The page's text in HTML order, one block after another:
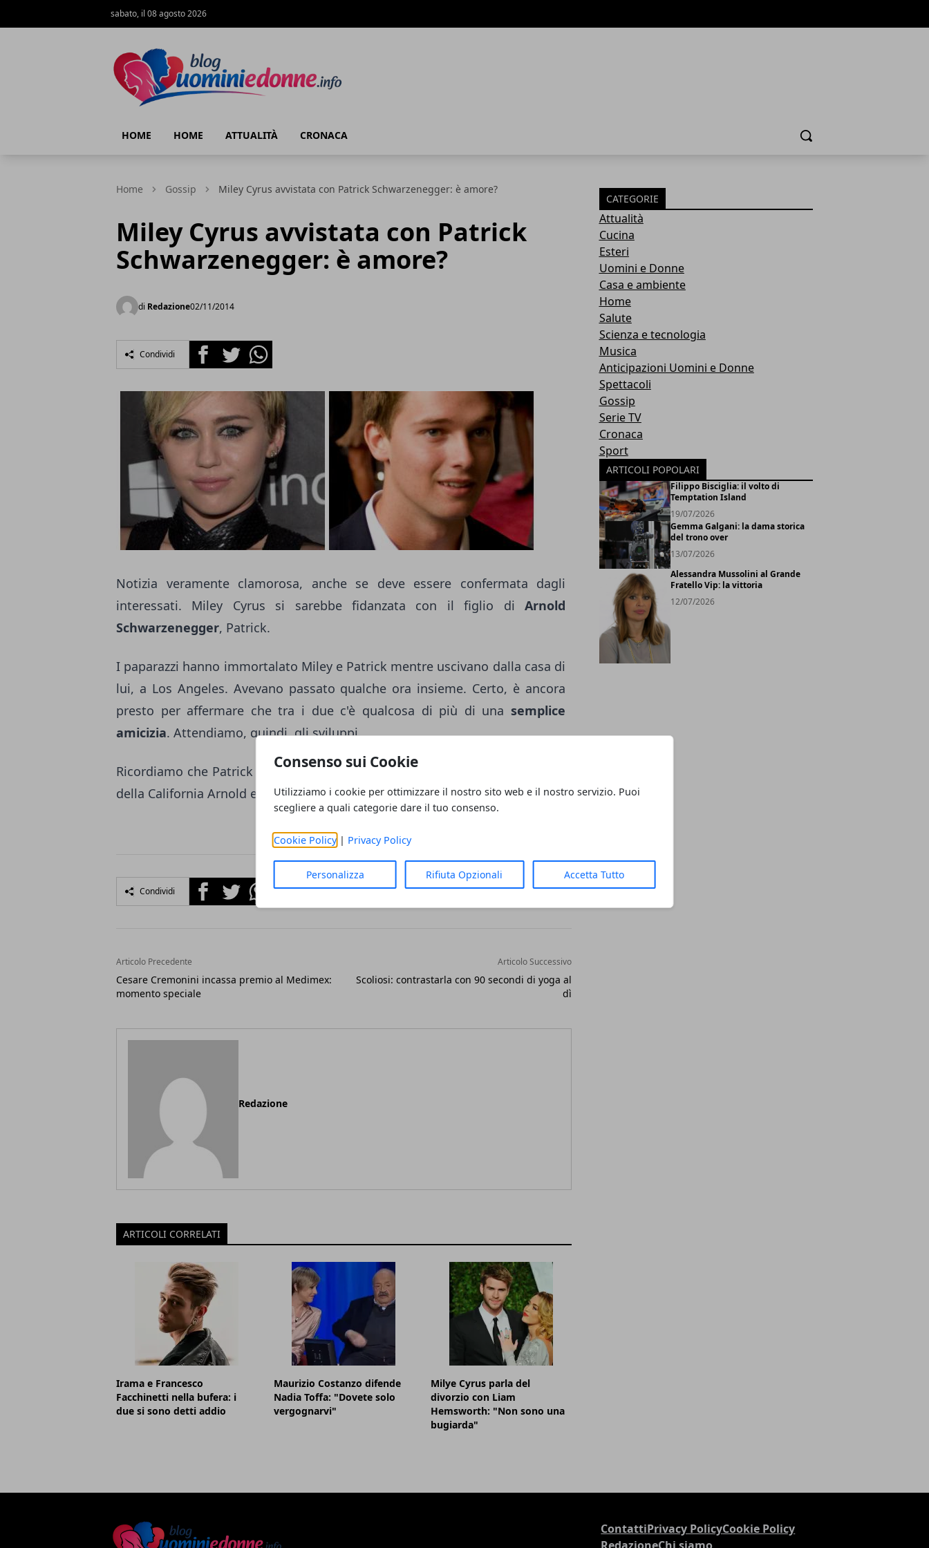
Consenso sui Cookie
Utilizziamo i cookie per ottimizzare il nostro sito web e il nostro servizio. Puoi
scegliere a quali categorie dare il tuo consenso.
Cookie Policy| Privacy Policy
Personalizza Rifiuta Opzionali Accetta Tutto
sabato, il 08 agosto 2026
HOME HOME ATTUALITÀ CRONACA Cerca
Home Gossip Miley Cyrus avvistata con Patrick Schwarzenegger: è amore?
Miley Cyrus avvistata con Patrick
Schwarzenegger: è amore?
di Redazione02/11/2014
Condividi FacebookTwitterWhatsapp
Notizia veramente clamorosa, anche se deve essere confermata dagli
interessati. Miley Cyrus si sarebbe fidanzata con il figlio di Arnold
Schwarzenegger, Patrick.
I paparazzi hanno immortalato Miley e Patrick mentre uscivano dalla casa di
lui, a Los Angeles. Avevano passato qualche ora insieme. Certo, è ancora
presto per affermare che tra i due c'è qualcosa di più di una semplice
amicizia. Attendiamo, quindi, gli sviluppi.
Ricordiamo che Patrick Schwarzenegger, figlio dell'attore ed ex governatore
della California Arnold e di Maria Shriver, è un noto modello.
Condividi FacebookTwitterWhatsapp
Articolo Precedente
Cesare Cremonini incassa premio al Medimex:
momento speciale
Articolo Successivo
Scoliosi: contrastarla con 90 secondi di yoga al
dì
Redazione
ARTICOLI CORRELATI
Irama e Francesco
Facchinetti nella bufera: i
due si sono detti addio
Maurizio Costanzo difende
Nadia Toffa: "Dovete solo
vergognarvi"
Milye Cyrus parla del
divorzio con Liam
Hemsworth: "Non sono una
bugiarda"
CATEGORIE
Attualità
Cucina
Esteri
Uomini e Donne
Casa e ambiente
Home
Salute
Scienza e tecnologia
Musica
Anticipazioni Uomini e Donne
Spettacoli
Gossip
Serie TV
Cronaca
Sport
ARTICOLI POPOLARI
Filippo Bisciglia: il volto di
Temptation Island
19/07/2026
Gemma Galgani: la dama storica
del trono over
13/07/2026
Alessandra Mussolini al Grande
Fratello Vip: la vittoria
12/07/2026
ContattiPrivacy PolicyCookie Policy